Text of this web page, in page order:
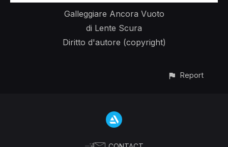
Galleggiare Ancora Vuoto
di Lente Scura
Diritto d'autore (copyright)
Report